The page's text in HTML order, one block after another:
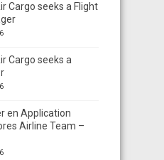
Cargo seeks a Flight
Cargo seeks a
en Application
Airline Team –